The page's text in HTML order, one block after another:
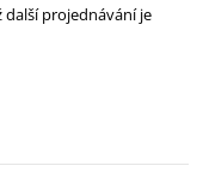
další projednávání je